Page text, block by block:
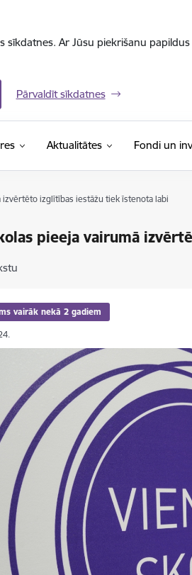
Ar Jūsu piekrišanu
Pārvaldīt sīkdatnes
Aktualitātes Fondi un
izvērtēto izglītības iestāžu tiek īstenota labi
pieeja vairumā
vairāk nekā 2 gadiem